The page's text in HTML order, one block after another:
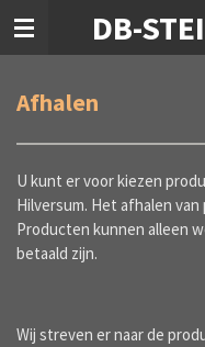
Ga
de
DB-
Afhalen
U kunt er voor kiezen
Hilversum. Het afhalen
Producten kunnen alleen
betaald zijn.
Wij streven er naar de